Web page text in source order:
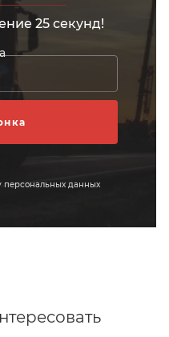
25 секунд!
персональных данных